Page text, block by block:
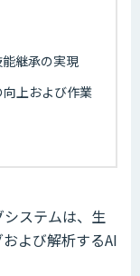
継承の実現
上および作業
ステムは、生
よび解析するAI